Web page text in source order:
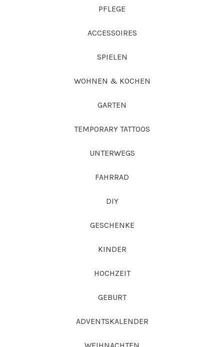
PFLEGE
ACCESSOIRES
SPIELEN
WOHNEN & KOCHEN
GARTEN
TEMPORARY TATTOOS
UNTERWEGS
FAHRRAD
DIY
GESCHENKE
KINDER
HOCHZEIT
GEBURT
ADVENTSKALENDER